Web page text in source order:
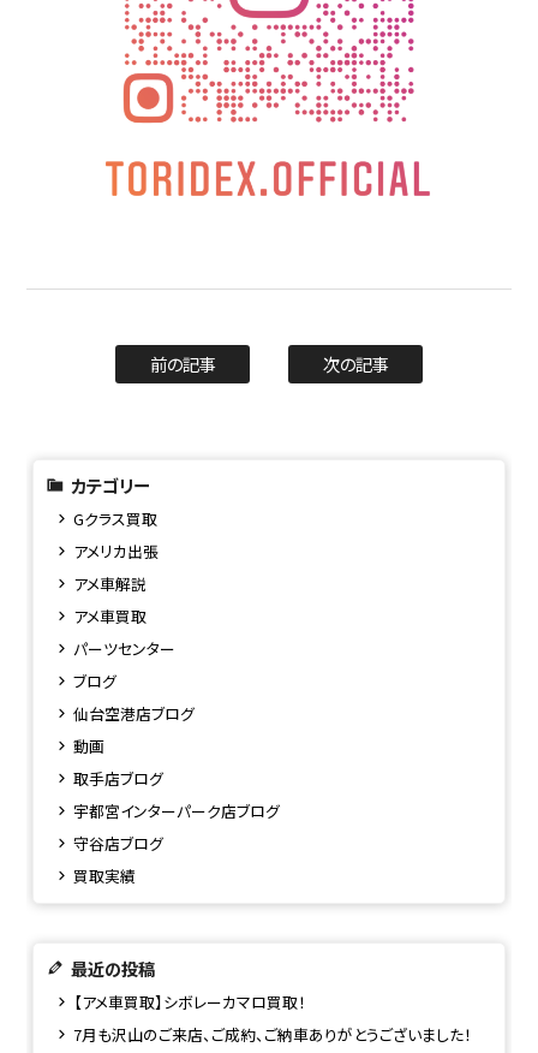
前の記事 次の記事
カテゴリー
Gクラス買取
アメリカ出張
アメ車解説
アメ車買取
パーツセンター
ブログ
仙台空港店ブログ
動画
取手店ブログ
宇都宮インターパーク店ブログ
守谷店ブログ
買取実績
最近の投稿
【アメ車買取】シボレーカマロ買取！
7月も沢山のご来店、ご成約、ご納車ありがとうございました！